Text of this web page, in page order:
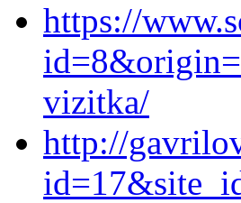
https://
vizitka/
http://